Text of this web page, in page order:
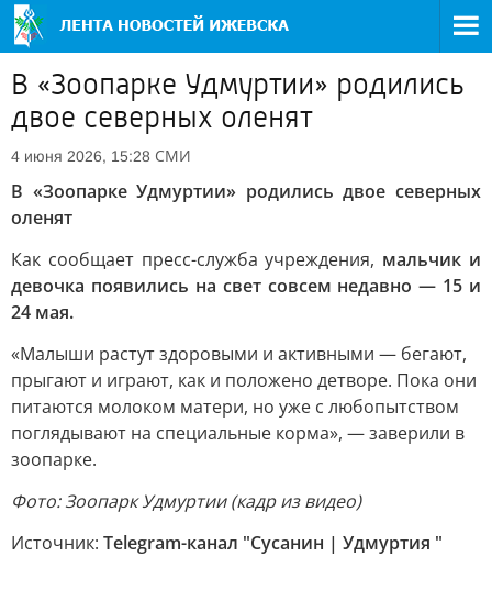
В «Зоопарке Удмуртии» родились
двое северных оленят
4 июня 2026, 15:28 СМИ
В «Зоопарке Удмуртии» родились двое северных
оленят
Как сообщает пресс-служба учреждения, мальчик и
девочка появились на свет совсем недавно — 15 и
24 мая.
«Малыши растут здоровыми и активными — бегают,
прыгают и играют, как и положено детворе. Пока они
питаются молоком матери, но уже с любопытством
поглядывают на специальные корма», — заверили в
зоопарке.
Фото: Зоопарк Удмуртии (кадр из видео)
Источник: Telegram-канал "Сусанин | Удмуртия "